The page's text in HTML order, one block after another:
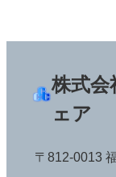
株式会
ェア
〒812-0013